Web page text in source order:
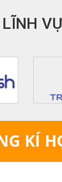
KÍ